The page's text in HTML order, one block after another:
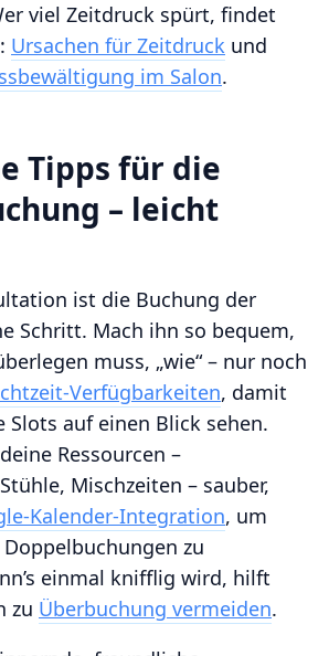
viel Zeitdruck spürt, findet
Ursachen für Zeitdruck und
im Salon.
Tipps für die
– leicht
ist die Buchung der
Schritt. Mach ihn so bequem,
muss, „wie“ – nur noch
Verfügbarkeiten, damit
Slots auf einen Blick sehen.
Ressourcen –
Mischzeiten – sauber,
Kalender-Integration, um
zu
einmal knifflig wird, hilft
zu Überbuchung vermeiden.